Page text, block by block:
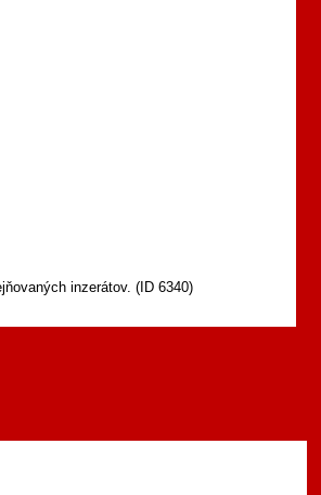
inzerátov. (ID 6340)